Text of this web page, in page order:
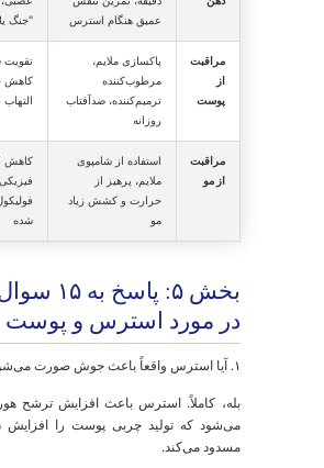
بخش ۴: استراتژی جامع
برای سلامت پوست
تأثیر استرس بر پوست و مو نیازمند
است که هم به جسم و هم به روان بپردازد.
برنامه عملی جامع برایکاهش استرس برای
ورزش منظم:فعالیت بدنی یکی از قدرتمندترین
برای کاهش هورمون‌های استرس مانند
آزادسازی اندورفین‌ها است. ۳
متوسط در هفته، مانند پیاده‌روی سریع، می‌تواند
چشمگیری ایجاد کند.
خواب زمانی است که بدن و به